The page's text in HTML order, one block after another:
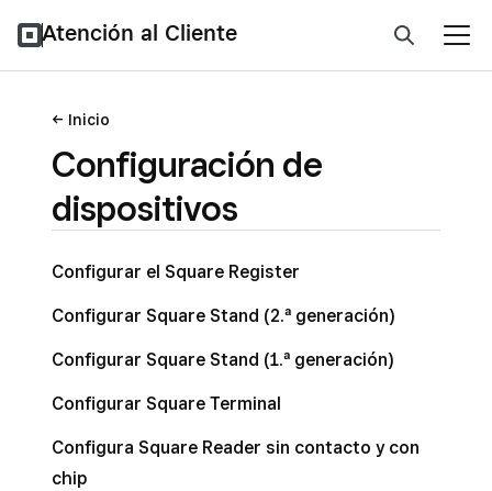
Atención al Cliente
Inicio
Configuración de
dispositivos
Configurar el Square Register
Configurar Square Stand (2.ª generación)
Configurar Square Stand (1.ª generación)
Configurar Square Terminal
Configura Square Reader sin contacto y con
chip